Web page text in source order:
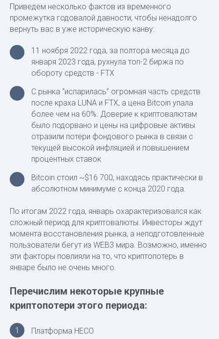
Приведем несколько фактов из временного
промежутка годовалой давности, чтобы ненадолго
вернуть вас в уже историческую канву:
11 ноября 2022 года, за полтора месяца до
января 2023 года, рухнула топ-2 биржа по
обороту средств - FTX
С рынка “испарилась” огромная часть средств
после краха LUNA и FTX, а цена Bitcoin упала
более чем на 60%. Доверие к криптовалютам
было подорвано и цены на цифровые активы
отразили потери фондового рынка в связи с
текущей высокой инфляцией и повышением
процентных ставок
Bitcoin стоил ~$16 700, находясь практически в
абсолютном минимуме с конца 2020 года.
По итогам 2022 года, январь охарактеризовался как
сложный период для криптовалюты. Инвесторы ждут
момента восстановления рынка, а неподготовленные
пользователи бегут из WEB3 мира. Возможно, именно
эти факторы повлияли на то, что криптопотерь в
январе было не очень много.
Перечислим некоторые крупные
криптопотери этого периода:
1 Платформа HECO